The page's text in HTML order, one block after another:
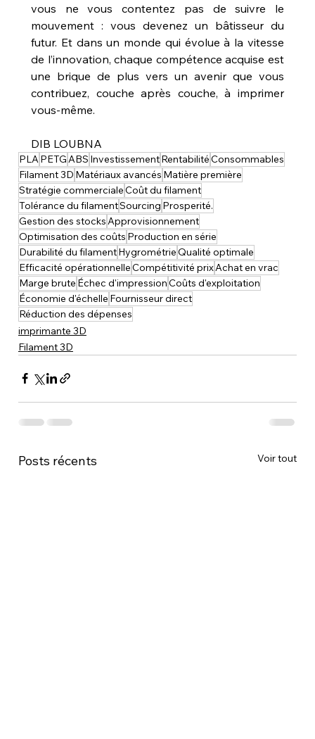
vous ne vous contentez pas de suivre le
mouvement : vous devenez un bâtisseur du
futur. Et dans un monde qui évolue à la vitesse
de l’innovation, chaque compétence acquise est
une brique de plus vers un avenir que vous
contribuez, couche après couche, à imprimer
vous-même.
DIB LOUBNA
PLAPETGABS InvestissementRentabilitéConsommables
Filament 3D Matériaux avancés Matière première
Stratégie commercialeCoût du filament
Tolérance du filamentSourcing Prosperité.
Gestion des stocksApprovisionnement
Optimisation des coûts Production en série
Durabilité du filamentHygrométrieQualité optimale
Efficacité opérationnelleCompétitivité prixAchat en vrac
Marge brute Échec d'impressionCoûts d'exploitation
Économie d'échelle Fournisseur direct
Réduction des dépenses
imprimante 3D
Filament 3D
Posts récents Voir tout